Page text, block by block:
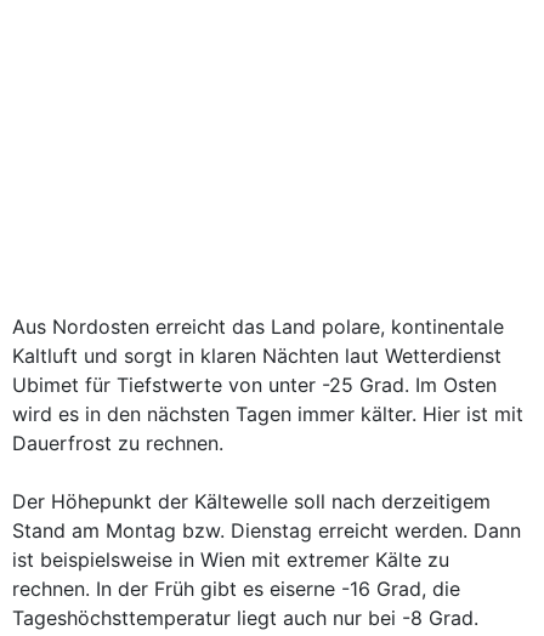
Aus Nordosten erreicht das Land polare, kontinentale
Kaltluft und sorgt in klaren Nächten laut Wetterdienst
Ubimet für Tiefstwerte von unter -25 Grad. Im Osten
wird es in den nächsten Tagen immer kälter. Hier ist mit
Dauerfrost zu rechnen.
Der Höhepunkt der Kältewelle soll nach derzeitigem
Stand am Montag bzw. Dienstag erreicht werden. Dann
ist beispielsweise in Wien mit extremer Kälte zu
rechnen. In der Früh gibt es eiserne -16 Grad, die
Tageshöchsttemperatur liegt auch nur bei -8 Grad.